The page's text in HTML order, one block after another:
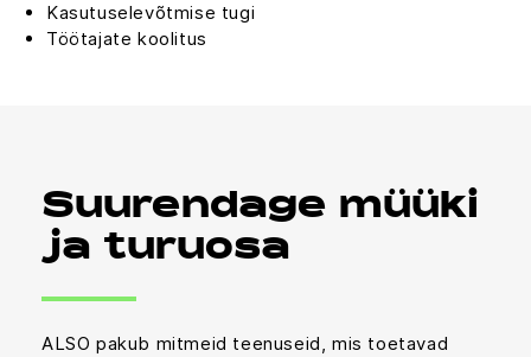
Kasutuselevõtmise tugi
Töötajate koolitus
Suurendage müüki
ja turuosa
ALSO pakub mitmeid teenuseid, mis toetavad